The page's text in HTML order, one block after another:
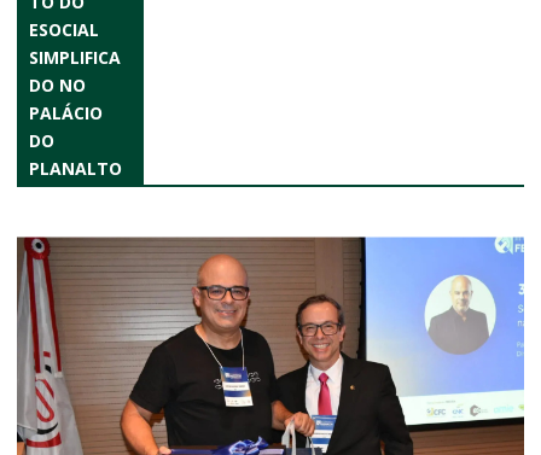
ESOCIAL
SIMPLIFICA
DO NO
PALÁCIO
DO
PLANALTO